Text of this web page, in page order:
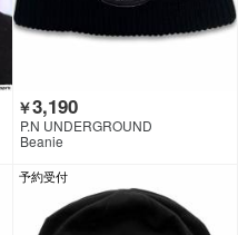
￥3,190
P.N UNDERGROUND
Beanie
予約受付